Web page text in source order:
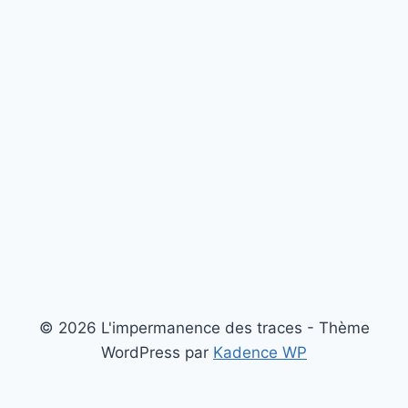
© 2026 L'impermanence des traces - Thème
WordPress par Kadence WP